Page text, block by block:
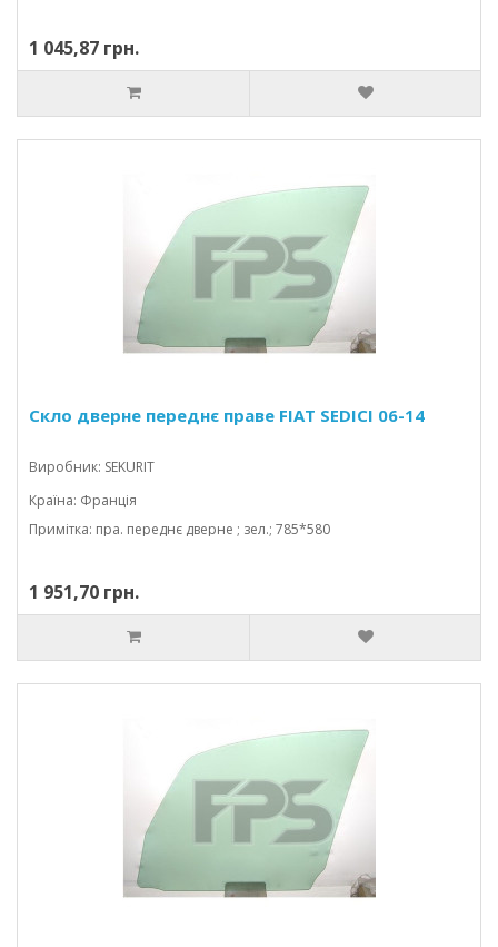
1 045,87 грн.
Скло дверне переднє праве FIAT SEDICI 06-14
Виробник: SEKURIT
Країна: Франція
Примітка: пра. переднє дверне ; зел.; 785*580
1 951,70 грн.